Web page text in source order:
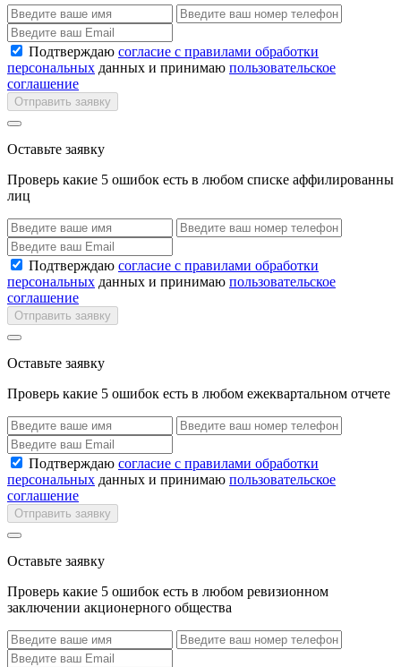
Подтверждаю согласие с правилами обработки
персональных данных и принимаю пользовательское
соглашение
Отправить заявку
Оставьте заявку
Проверь какие 5 ошибок есть в любом списке аффилированны
лиц
Подтверждаю согласие с правилами обработки
персональных данных и принимаю пользовательское
соглашение
Отправить заявку
Оставьте заявку
Проверь какие 5 ошибок есть в любом ежеквартальном отчете
Подтверждаю согласие с правилами обработки
персональных данных и принимаю пользовательское
соглашение
Отправить заявку
Оставьте заявку
Проверь какие 5 ошибок есть в любом ревизионном
заключении акционерного общества